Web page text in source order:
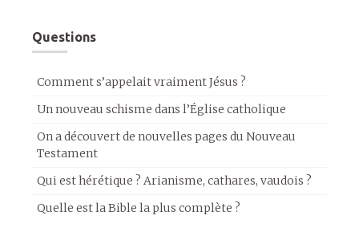
Questions
Comment s’appelait vraiment Jésus ?
Un nouveau schisme dans l’Église catholique
On a découvert de nouvelles pages du Nouveau
Testament
Qui est hérétique ? Arianisme, cathares, vaudois ?
Quelle est la Bible la plus complète ?